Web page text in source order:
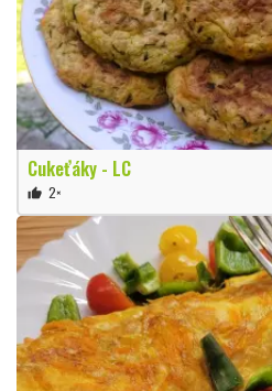
Cukeťáky - LC
thumb_up 2×